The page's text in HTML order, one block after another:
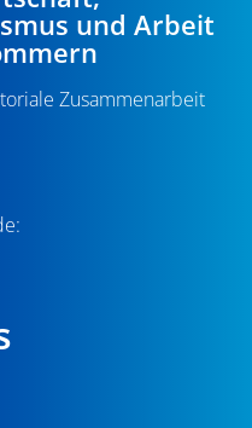
und Arbeit
Zusammenarbeit